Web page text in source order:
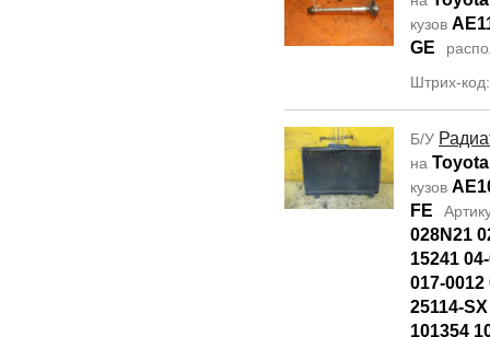
кузов
GE
Штрих-
Б/У
на
кузов
FE
028N21
15241
017-0012
25114-
101354